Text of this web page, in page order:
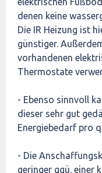
denen keine
Die IR Heizung ist
günstiger.
vorhandenen
Thermostate
- Ebenso sinnvoll
dieser sehr gut
Energiebedarf pro
- Die
geringer ggü. einer